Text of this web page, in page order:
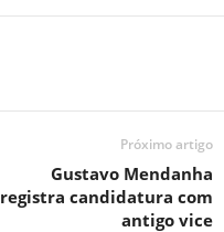
Próximo artigo
Gustavo Mendanha
registra candidatura com
antigo vice